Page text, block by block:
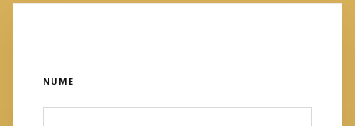
NUME